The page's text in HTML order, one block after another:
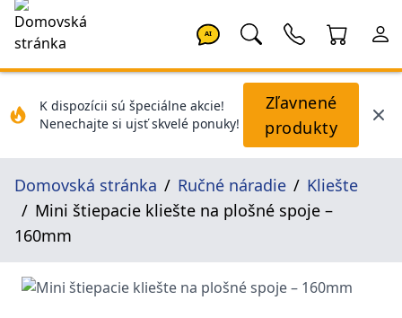
AI
K dispozícii sú špeciálne akcie!
Nenechajte si ujsť skvelé ponuky!
Zľavnené
produkty
Domovská stránka Ručné náradie
Kliešte
Mini štiepacie kliešte na plošné spoje –
160mm